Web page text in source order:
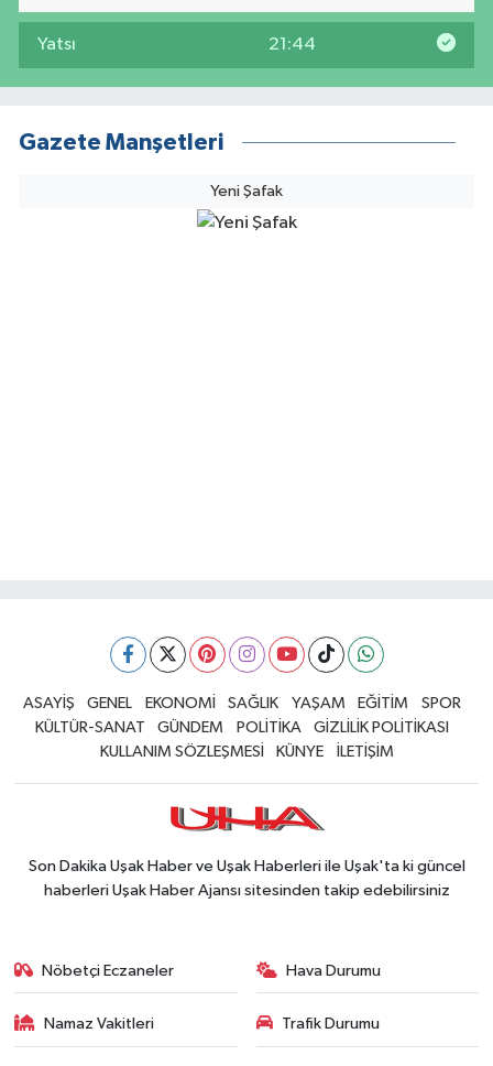
Yatsı 21:44
Gazete Manşetleri
Yeni Şafak
ASAYİŞ GENEL EKONOMİ SAĞLIK YAŞAM EĞİTİM
SPOR
KÜLTÜR-SANAT
GÜNDEM POLİTİKA
GİZLİLİK POLİTİKASI
KULLANIM SÖZLEŞMESİ
KÜNYE İLETİŞİM
Son Dakika Uşak Haber ve Uşak Haberleri ile Uşak'ta ki güncel
haberleri Uşak Haber Ajansı sitesinden takip edebilirsiniz
Nöbetçi Eczaneler Hava Durumu
Namaz Vakitleri Trafik Durumu